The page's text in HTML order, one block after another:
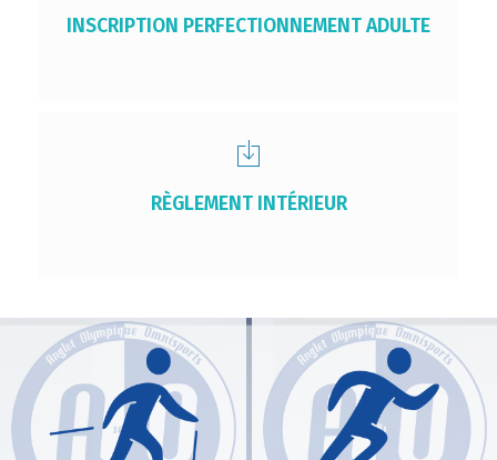
INSCRIPTION PERFECTIONNEMENT ADULTE
RÈGLEMENT INTÉRIEUR